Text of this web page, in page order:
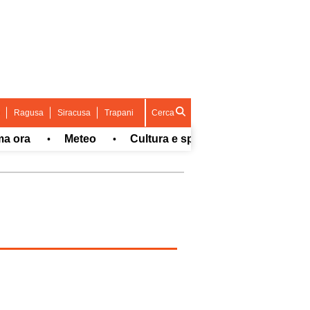
Ragusa Siracusa Trapani Cerca
• Meteo • Cultura e spettacolo